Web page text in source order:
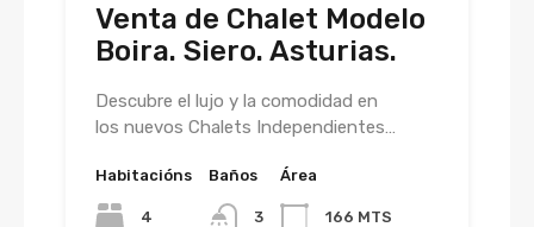
Venta de Chalet Modelo
Boira. Siero. Asturias.
Descubre el lujo y la comodidad en
los nuevos Chalets Independientes…
Habitacións
4
Baños
3
Área
166 MTS